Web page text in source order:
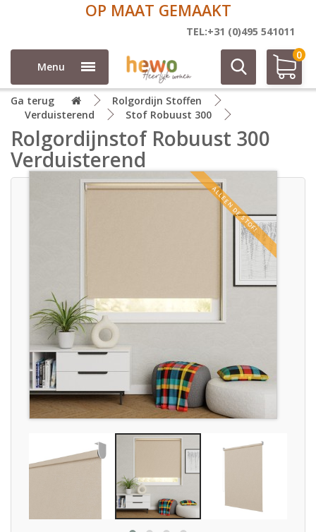
OP MAAT GEMAAKT
TEL:+31 (0)495 541011
Menu
0
Ga terug
Rolgordijn Stoffen
Verduisterend
Stof Robuust 300
Rolgordijnstof Robuust 300
Verduisterend
ALLEEN DE STOF!